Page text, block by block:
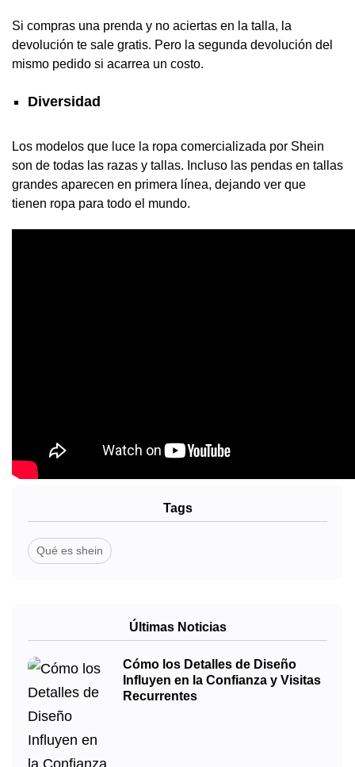
Si compras una prenda y no aciertas en la talla, la
devolución te sale gratis. Pero la segunda devolución del
mismo pedido si acarrea un costo.
Diversidad
Los modelos que luce la ropa comercializada por Shein
son de todas las razas y tallas. Incluso las pendas en tallas
grandes aparecen en primera línea, dejando ver que
tienen ropa para todo el mundo.
Tags
Qué es shein
Últimas Noticias
Cómo los Detalles de Diseño
Influyen en la Confianza y Visitas
Recurrentes